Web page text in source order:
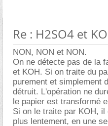
Re : H2SO4 et
NON, NON et NON.
On ne détecte pas de la
et KOH. Si on traite du
purement et simplement
détruit. L'opération ne
le papier est transformé
Si on le traite par KOH,
plus lentement, en une